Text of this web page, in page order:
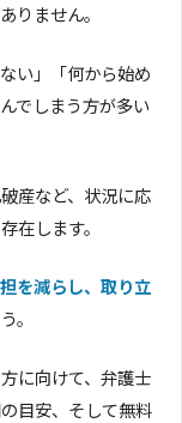
りません。
い」「何から始め
でしまう方が多い
産など、状況に応
在します。
を減らし、取り立
。
に向けて、弁護士
目安、そして無料